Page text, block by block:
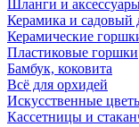
Шланги и
Керамика и садовый
Керамические
Пластиковые горшки
Бамбук, коковита
Всё для орхидей
Искусственные
Кассетницы и